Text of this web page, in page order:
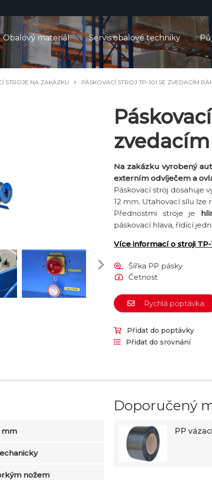
Obalový materiál Servis obalové techniky
STROJE NA ZAKÁZKU PÁSKOVACÍ STROJ TP-101 SE ZVEDACÍM
Na zakázku vyrobený
externím odvíječem a
Páskovací stroj dosahuje
12 mm. Utahovací sílu
Přednostmi stroje je
páskovací hlava, řídící
Více informací o stroji TP-
Šířka PP pásky
Četnost
Rychlá poptávka
Přidat do poptávky
Přidat do srovnání
mm
nožem
Doporučený
PP